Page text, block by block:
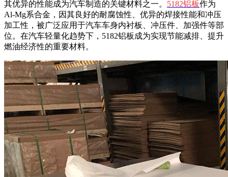
其优异的性能成为汽车制造的关键材料之一。 5182铝板作为
Al-Mg系合金，因其良好的耐腐蚀性、优异的焊接性能和冲压
加工性，被广泛应用于汽车车身内衬板、冲压件、加强件等部
位。在汽车轻量化趋势下，5182铝板成为实现节能减排、提升
燃油经济性的重要材料。